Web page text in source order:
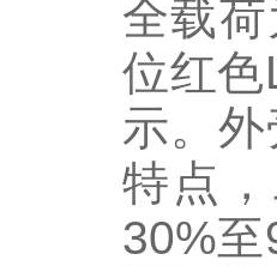
全载
位红
示。
特点
30%